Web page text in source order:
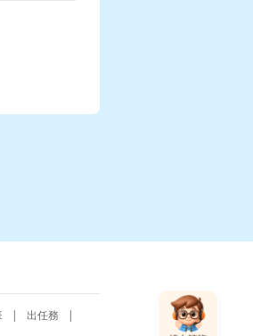
| 出任務
|